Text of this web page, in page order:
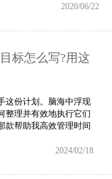
2020/06/22
标怎么写?用这
这份计划。脑海中浮现
整理并有效地执行它们
帮助我高效管理时间
2024/02/18